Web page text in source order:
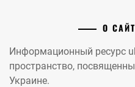
О
Информационный ресурс
пространство,
Украине.